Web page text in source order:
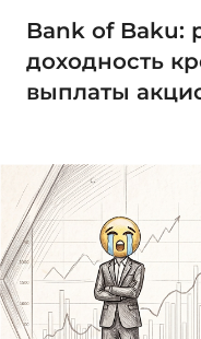
Bank of Baku:
доходность
выплаты